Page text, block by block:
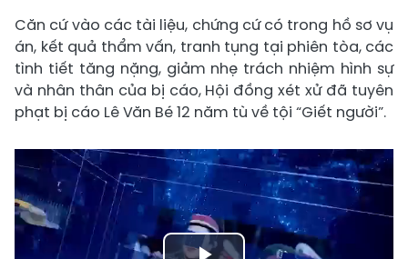
Căn cứ vào các tài liệu, chứng cứ có trong hồ sơ vụ
án, kết quả thẩm vấn, tranh tụng tại phiên tòa, các
tình tiết tăng nặng, giảm nhẹ trách nhiệm hình sự
và nhân thân của bị cáo, Hội đồng xét xử đã tuyên
phạt bị cáo Lê Văn Bé 12 năm tù về tội “Giết người”.